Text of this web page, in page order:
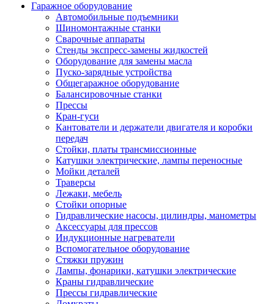
Гаражное оборудование
Автомобильные подъемники
Шиномонтажные станки
Сварочные аппараты
Стенды экспресс-замены жидкостей
Оборудование для замены масла
Пуско-зарядные устройства
Общегаражное оборудование
Балансировочные станки
Прессы
Кран-гуси
Кантователи и держатели двигателя и коробки
передач
Стойки, платы трансмиссионные
Катушки электрические, лампы переносные
Мойки деталей
Траверсы
Лежаки, мебель
Стойки опорные
Гидравлические насосы, цилиндры, манометры
Аксессуары для прессов
Индукционные нагреватели
Вспомогательное оборудование
Стяжки пружин
Лампы, фонарики, катушки электрические
Краны гидравлические
Прессы гидравлические